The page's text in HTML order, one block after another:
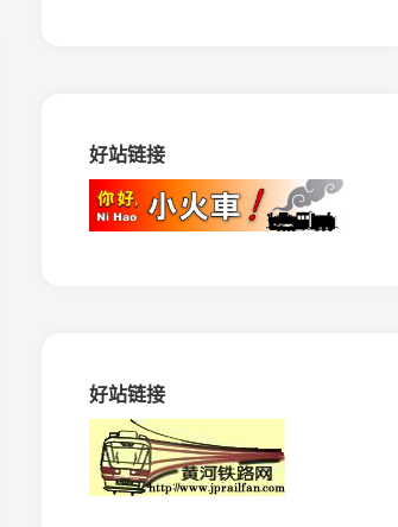
铁
路
用
铁
路
好站链接
好站链接